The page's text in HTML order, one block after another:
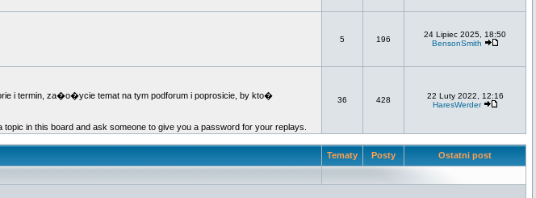
5 196
24 Lipiec 2025, 18:50
BensonSmith
i termin, za�o�ycie temat na tym podforum i poprosicie, by kto�
in this board and ask someone to give you a password for your replays.
36 428
22 Luty 2022, 12:16
HaresWerder
Tematy Posty Ostatni post